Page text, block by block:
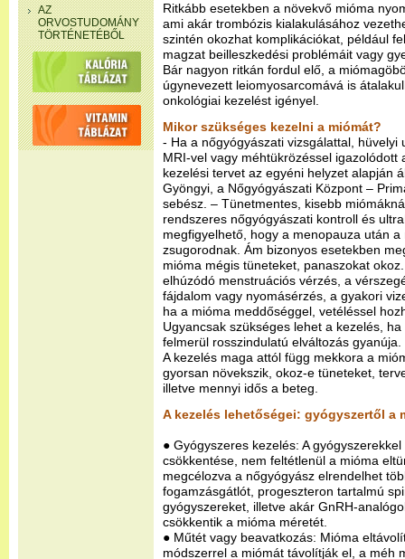
AZ
ORVOSTUDOMÁNY
TÖRTÉNETÉBŐL
Ritkább esetekben a növekvő mióma
ami akár trombózis kialakulásához
szintén okozhat komplikációkat, például
magzat beilleszkedési problémáit vagy
Bár nagyon ritkán fordul elő, a
úgynevezett leiomyosarcomává is
onkológiai kezelést igényel.
Mikor szükséges kezelni a miómát?
- Ha a nőgyógyászati vizsgálattal, hüvelyi
MRI-vel vagy méhtükrözéssel igazolódott
kezelési tervet az egyéni helyzet alapján
Gyöngyi, a Nőgyógyászati Központ –
sebész. – Tünetmentes, kisebb
rendszeres nőgyógyászati kontroll és
megfigyelhető, hogy a menopauza után
zsugorodnak. Ám bizonyos esetekben
mióma mégis tüneteket, panaszokat
elhúzódó menstruációs vérzés, a
fájdalom vagy nyomásérzés, a gyakori
ha a mióma meddőséggel, vetéléssel
Ugyancsak szükséges lehet a kezelés,
felmerül rosszindulatú elváltozás gyanúja.
A kezelés maga attól függ mekkora a
gyorsan növekszik, okoz-e tüneteket,
illetve mennyi idős a beteg.
A kezelés lehetőségei: gyógyszertől a
● Gyógyszeres kezelés: A
csökkentése, nem feltétlenül a mióma
megcélozva a nőgyógyász elrendelhet
fogamzásgátlót, progeszteron tartalmú
gyógyszereket, illetve akár GnRH-
csökkentik a mióma méretét.
● Műtét vagy beavatkozás: Mióma
módszerrel a miómát távolítják el, a méh